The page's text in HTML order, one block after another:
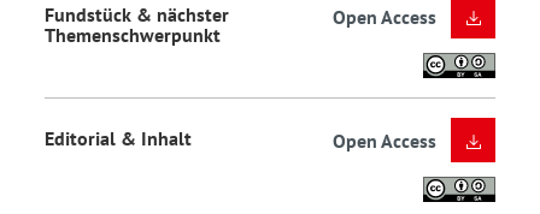
Fundstück & nächster
Themenschwerpunkt
Open Access
Editorial & Inhalt Open Access